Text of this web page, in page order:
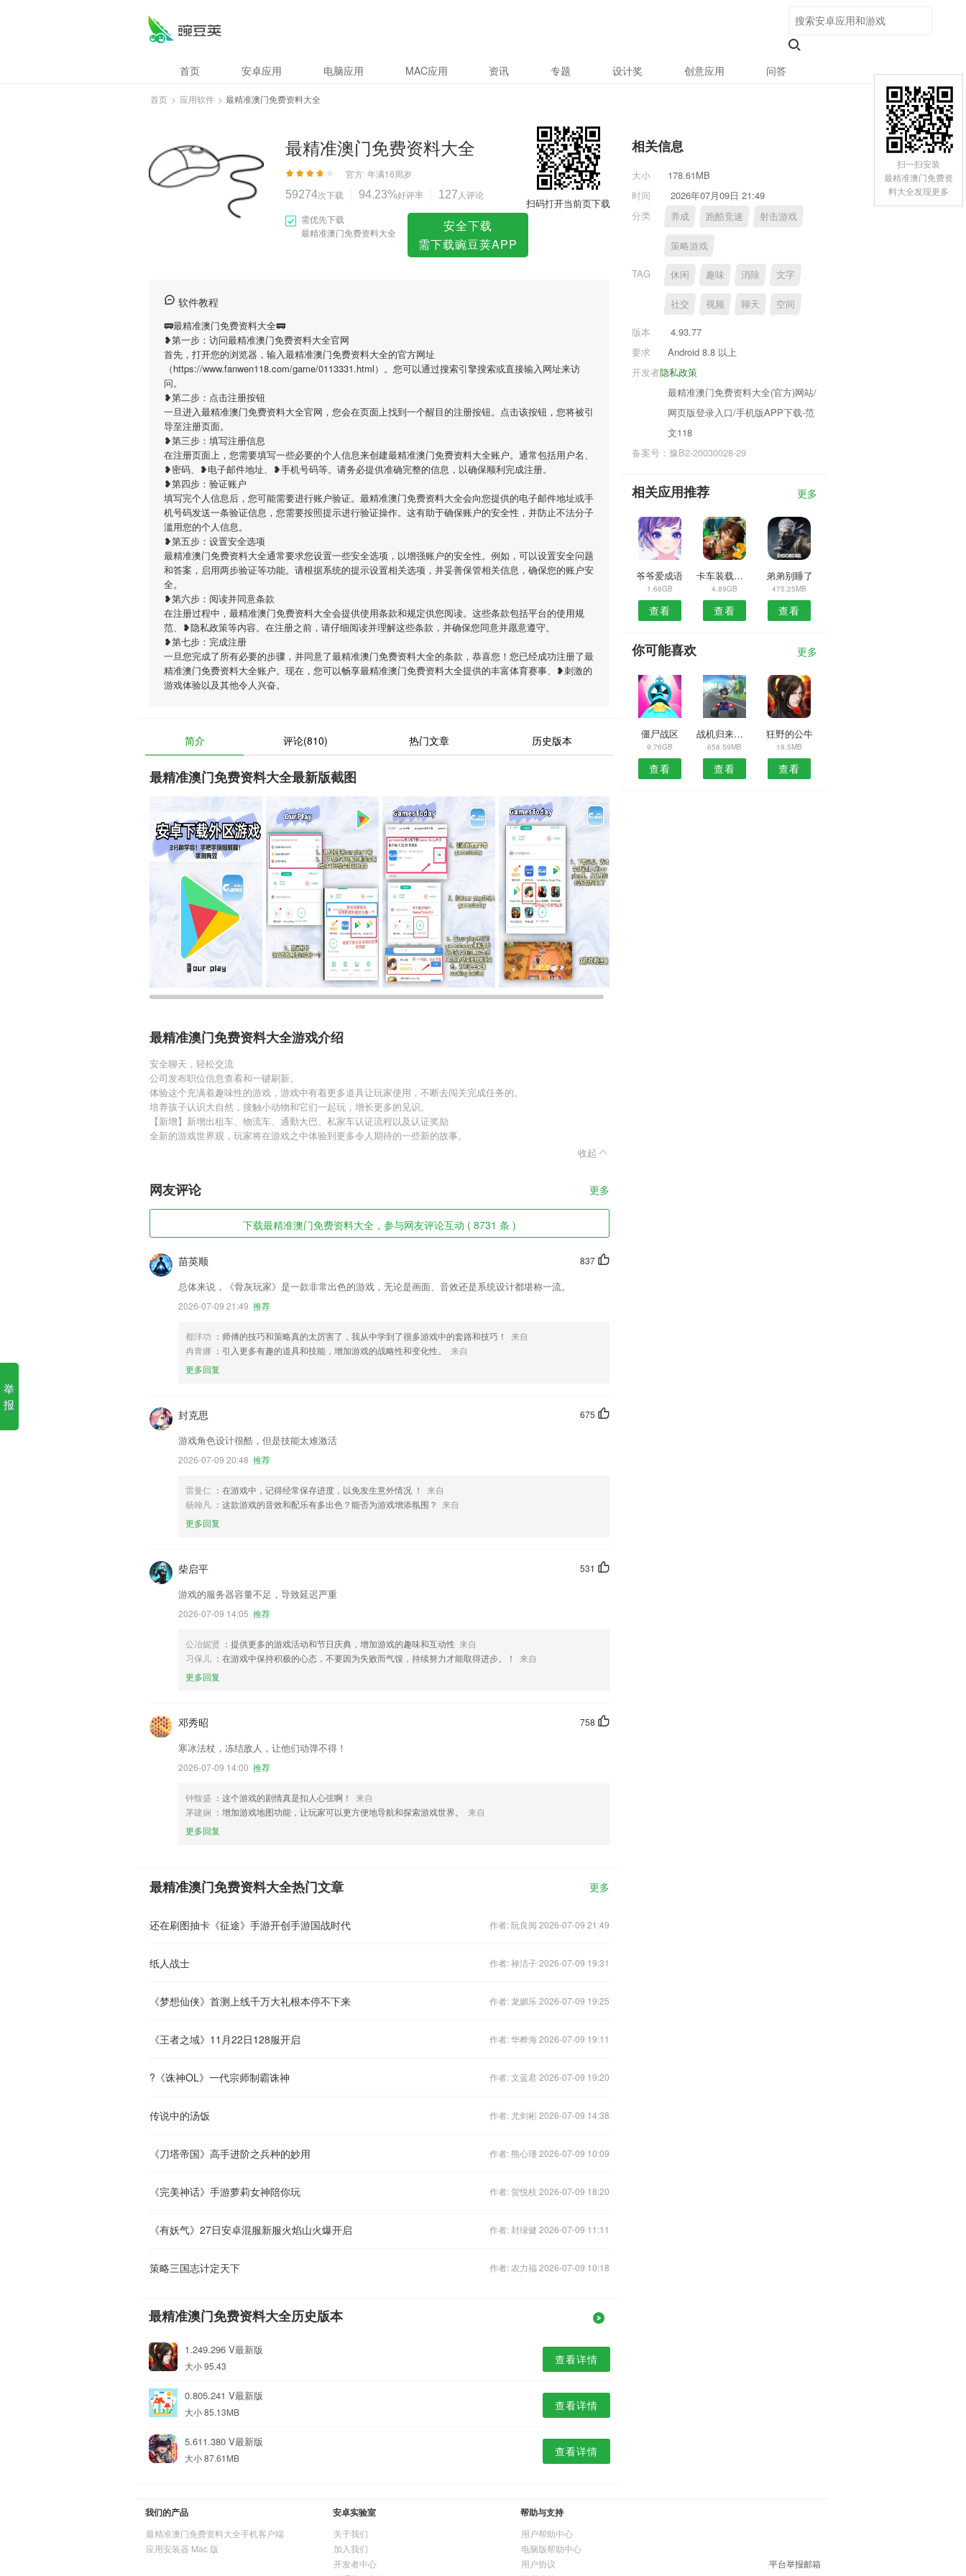
首页 安卓应用 电脑应用 MAC应用 资讯 专题 设计奖 创意应用 问答
首页 > 应用软件 > 最精准澳门免费资料大全
最精准澳门免费资料大全
官方 年满16周岁
59274次下载 94.23%好评率 127 人评论
需优先下载
最精准澳门免费资料大全
安全下载
需下载豌豆荚APP
扫码打开当前页下载
软件教程
🚃最精准澳门免费资料大全🚃
❥第一步：访问最精准澳门免费资料大全官网
首先，打开您的浏览器，输入最精准澳门免费资料大全的官方网址
（https://www.fanwen118.com/game/0113331.html）。您可以通过搜索引擎搜索或直接输入网址来访
问。
❥第二步：点击注册按钮
一旦进入最精准澳门免费资料大全官网，您会在页面上找到一个醒目的注册按钮。点击该按钮，您将被引
导至注册页面。
❥第三步：填写注册信息
在注册页面上，您需要填写一些必要的个人信息来创建最精准澳门免费资料大全账户。通常包括用户名、
❥密码、❥电子邮件地址、❥手机号码等。请务必提供准确完整的信息，以确保顺利完成注册。
❥第四步：验证账户
填写完个人信息后，您可能需要进行账户验证。最精准澳门免费资料大全会向您提供的电子邮件地址或手
机号码发送一条验证信息，您需要按照提示进行验证操作。这有助于确保账户的安全性，并防止不法分子
滥用您的个人信息。
❥第五步：设置安全选项
最精准澳门免费资料大全通常要求您设置一些安全选项，以增强账户的安全性。例如，可以设置安全问题
和答案，启用两步验证等功能。请根据系统的提示设置相关选项，并妥善保管相关信息，确保您的账户安
全。
❥第六步：阅读并同意条款
在注册过程中，最精准澳门免费资料大全会提供使用条款和规定供您阅读。这些条款包括平台的使用规
范、❥隐私政策等内容。在注册之前，请仔细阅读并理解这些条款，并确保您同意并愿意遵守。
❥第七步：完成注册
一旦您完成了所有必要的步骤，并同意了最精准澳门免费资料大全的条款，恭喜您！您已经成功注册了最
精准澳门免费资料大全账户。现在，您可以畅享最精准澳门免费资料大全提供的丰富体育赛事、❥刺激的
游戏体验以及其他令人兴奋。
简介 评论(810) 热门文章 历史版本
最精准澳门免费资料大全最新版截图
最精准澳门免费资料大全游戏介绍
安全聊天，轻松交流
公司发布职位信息查看和一键刷新。
体验这个充满着趣味性的游戏，游戏中有着更多道具让玩家使用，不断去闯关完成任务的。
培养孩子认识大自然，接触小动物和它们一起玩，增长更多的见识。
【新增】新增出租车、物流车、通勤大巴、私家车认证流程以及认证奖励
全新的游戏世界观，玩家将在游戏之中体验到更多令人期待的一些新的故事。
收起
网友评论 更多
下载最精准澳门免费资料大全，参与网友评论互动 ( 8731 条 )
837
苗英顺
总体来说，《骨灰玩家》是一款非常出色的游戏，无论是画面、音效还是系统设计都堪称一流。
2026-07-09 21:49 推荐
都洋功 ：师傅的技巧和策略真的太厉害了，我从中学到了很多游戏中的套路和技巧！
来自
冉青娜 ：引入更多有趣的道具和技能，增加游戏的战略性和变化性。
来自
更多回复
675
封克思
游戏角色设计很酷，但是技能太难激活
2026-07-09 20:48 推荐
雷曼仁 ：在游戏中，记得经常保存进度，以免发生意外情况 ！
来自
杨翰凡 ：这款游戏的音效和配乐有多出色？能否为游戏增添氛围？ 来自
更多回复
531
柴启平
游戏的服务器容量不足，导致延迟严重
2026-07-09 14:05 推荐
公冶妮贤 ：提供更多的游戏活动和节日庆典，增加游戏的趣味和互动性 来自
习保儿 ：在游戏中保持积极的心态，不要因为失败而气馁，持续努力才能取得进步。！
来自
更多回复
758
邓秀昭
寒冰法杖，冻结敌人，让他们动弹不得！
2026-07-09 14:00 推荐
钟馥盛 ：这个游戏的剧情真是扣人心弦啊！
来自
茅建娴 ：增加游戏地图功能，让玩家可以更方便地导航和探索游戏世界。
来自
更多回复
最精准澳门免费资料大全热门文章 更多
还在刷图抽卡《征途》手游开创手游国战时代 作者: 阮良阅 2026-07-09 21:49
纸人战士 作者: 禄洁子 2026-07-09 19:31
《梦想仙侠》首测上线千万大礼根本停不下来 作者: 龙媚乐 2026-07-09 19:25
《王者之域》11月22日128服开启 作者: 华桦海 2026-07-09 19:11
?《诛神OL》一代宗师制霸诛神 作者: 文蓝君 2026-07-09 19:20
传说中的汤饭 作者: 尤剑彬 2026-07-09 14:38
《刀塔帝国》高手进阶之兵种的妙用 作者: 熊心瑾 2026-07-09 10:09
《完美神话》手游萝莉女神陪你玩 作者: 贺悦枝 2026-07-09 18:20
《有妖气》27日安卓混服新服火焰山火爆开启 作者: 封绿健 2026-07-09 11:11
策略三国志计定天下 作者: 农力福 2026-07-09 10:18
最精准澳门免费资料大全历史版本
1.249.296 V最新版
大小 95.43 查看详情
0.805.241 V最新版
大小 85.13MB 查看详情
5.611.380 V最新版
大小 87.61MB 查看详情
相关信息
大小
178.61MB
时间
2026年07月09日 21:49
分类
养成 跑酷竞速 射击游戏
策略游戏
TAG 休闲 趣味 消除 文字
社交 视频 聊天 空间
版本
4.93.77
要求
Android 8.8 以上
隐私政策
开发者
最精准澳门免费资料大全(官方)网站/
网页版登录入口/手机版APP下载-范
文118
备案号：豫B2-20030028-29
相关应用推荐 更多
爷爷爱成语
1.66GB
查看
卡车装载机2手机版
4.89GB
查看
弟弟别睡了
475.25MB
查看
你可能喜欢 更多
僵尸战区
9.76GB
查看
战机归来安卓版
658.59MB
查看
狂野的公牛
19.5MB
查看
我们的产品
最精准澳门免费资料大全手机客户端
应用安装器 Mac 版
安卓实验室
关于我们
加入我们
开发者中心
帮助与支持
用户帮助中心
电脑版帮助中心
用户协议
平台举报邮箱
扫一扫安装
最精准澳门免费资
料大全发现更多
举
报